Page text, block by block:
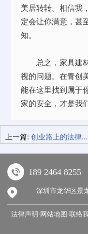
美居转转。相信我
定会让你满意，甚
知。
总之，家具建材
视的问题。在青创
能在这里找到属于
家的安全，才是我
上一篇: 创业路上的法律守护神：青创智园企服中心，你的法律后盾！
189 2464 8255
深圳市龙华区景
法律声明·网站地图·联络